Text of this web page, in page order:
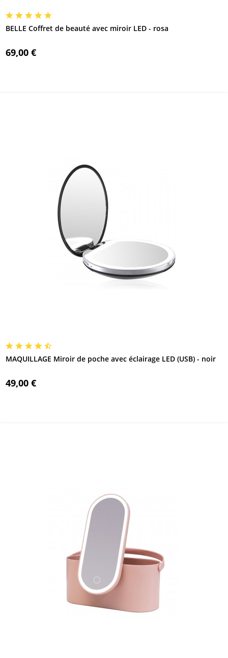
BELLE Coffret de beauté avec miroir LED - rosa
69,00 €
MAQUILLAGE Miroir de poche avec éclairage LED (USB) - noir
49,00 €